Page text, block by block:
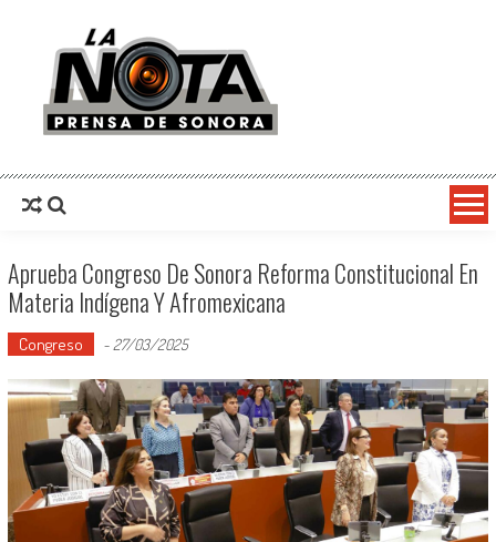
La Nota Prensa De Sonora
Aprueba Congreso De Sonora Reforma Constitucional En
Materia Indígena Y Afromexicana
Congreso - 27/03/2025